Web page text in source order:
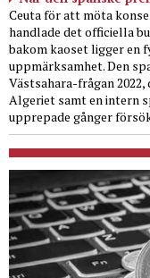
Ceuta för att möta
handlade det officiella
bakom kaoset ligger en
uppmärksamhet. Den
Västsahara-frågan
Algeriet samt en intern
upprepade gånger